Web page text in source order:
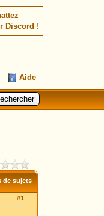
Discord !
Aide
de sujets
#1